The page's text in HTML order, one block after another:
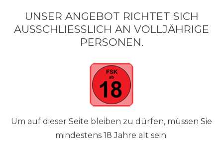
UNSER ANGEBOT RICHTET SICH
AUSSCHLIESSLICH AN VOLLJÄHRIGE P
ERSONEN.
Um auf dieser Seite bleiben zu dürfen, müssen Sie
mindestens 18 Jahre alt sein.